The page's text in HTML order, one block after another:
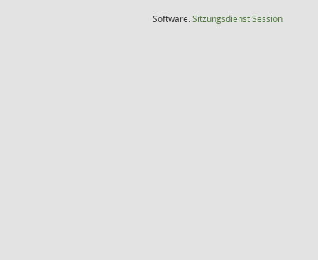
Software:SitzungsdienstSession(Wird in